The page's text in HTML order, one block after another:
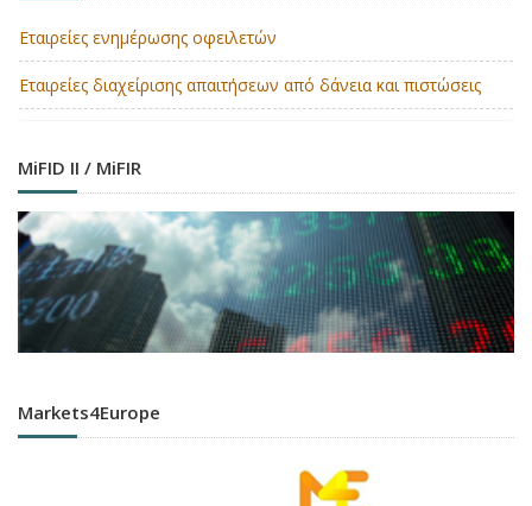
Εταιρείες ενημέρωσης οφειλετών
Εταιρείες διαχείρισης απαιτήσεων από δάνεια και πιστώσεις
MiFID II / MiFIR
Markets4Europe